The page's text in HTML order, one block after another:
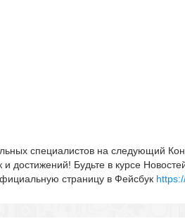
специалистов на следующий
и достижений! Будьте в курсе
страницу в Фейсбук